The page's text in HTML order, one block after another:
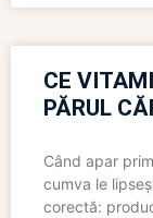
CE
PĂRUL
Când apar
cumva le
corectă: